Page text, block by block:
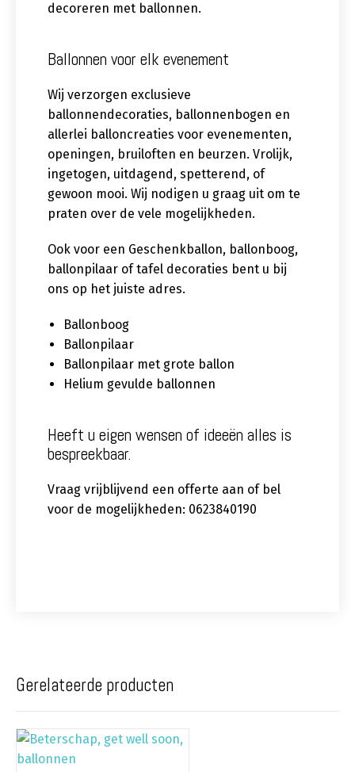
decoreren met ballonnen.
Ballonnen voor elk evenement
Wij verzorgen exclusieve
ballonnendecoraties, ballonnenbogen en
allerlei balloncreaties voor evenementen,
openingen, bruiloften en beurzen. Vrolijk,
ingetogen, uitdagend, spetterend, of
gewoon mooi. Wij nodigen u graag uit om te
praten over de vele mogelijkheden.
Ook voor een Geschenkballon, ballonboog,
ballonpilaar of tafel decoraties bent u bij
ons op het juiste adres.
Ballonboog
Ballonpilaar
Ballonpilaar met grote ballon
Helium gevulde ballonnen
Heeft u eigen wensen of ideeën alles is
bespreekbaar.
Vraag vrijblijvend een offerte aan of bel
voor de mogelijkheden: 0623840190
Gerelateerde producten